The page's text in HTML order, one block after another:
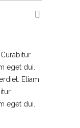
eget dui.
Etiam
eget dui.